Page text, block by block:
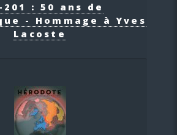
201 : 50 ans de
- Hommage à Yves
Lacoste